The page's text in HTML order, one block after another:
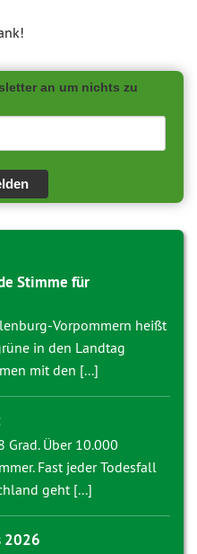
an um nichts zu
Stimme für
Vorpommern heißt
in den Landtag
mit den [...]
Grad. Über 10.000
Fast jeder Todesfall
geht [...]
2026